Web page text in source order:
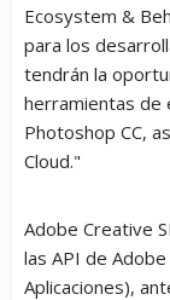
Ecosystem &
para los
tendrán la
herramientas de
Photoshop CC,
Cloud."
Adobe Creative
las API de
Aplicaciones),